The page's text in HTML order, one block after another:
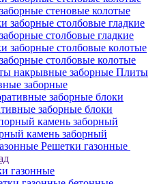
стеновые колотые
столбовые гладкие
столбовые колотые
Плиты
заборные
заборные блоки
камень заборный
Решетки газонные
газонные